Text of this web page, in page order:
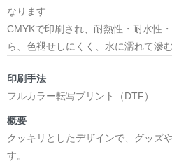
なります
CMYKで印刷され、耐熱性・耐水性
ら、色褪せしにくく、水に濡れて滲
印刷手法
フルカラー転写プリント（DTF）
概要
クッキリとしたデザインで、グッズ
す。